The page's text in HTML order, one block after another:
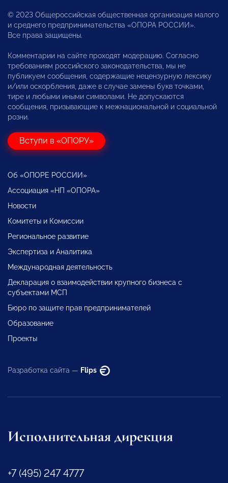
© 2023 Общероссийская общественная организация малого
и среднего предпринимательства «ОПОРА РОССИИ».
Все права защищены.
Комментарии на сайте проходят модерацию. Согласно
требованиям российского законодательства, мы не
публикуем сообщения, содержащие нецензурную лексику
и/или оскорбления, даже в случае замены букв точками,
тире и любыми иными символами. Не допускаются
сообщения, призывающие к межнациональной и социальной
розни.
Вступи в «ОПОРУ»
Об «ОПОРЕ РОССИИ»
Ассоциация «НП «ОПОРА»
Новости
Комитеты и Комиссии
Региональное развитие
Экспертиза и Аналитика
Международная деятельность
Декларация о взаимодействии крупного бизнеса с
субъектами МСП
Бюро по защите прав предпринимателей
Образование
Проекты
Разработка сайта — Flips
Исполнительная дирекция
+7 (495) 247 4777